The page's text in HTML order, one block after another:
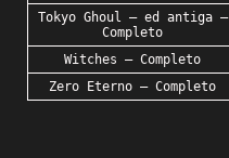
Tokyo Ghoul – ed antiga –
Completo
Witches – Completo
Zero Eterno – Completo